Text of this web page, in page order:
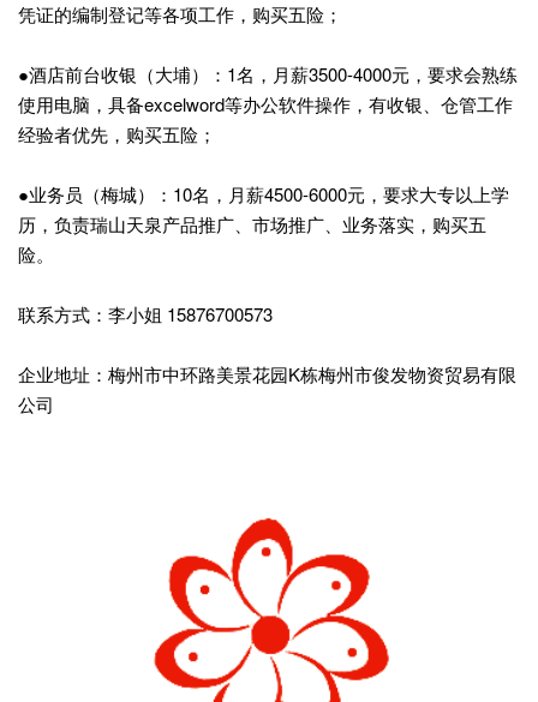
凭证的编制登记等各项工作，购买五险；
●酒店前台收银（大埔）：1名，月薪3500-4000元，要求会熟练
使用电脑，具备excelword等办公软件操作，有收银、仓管工作
经验者优先，购买五险；
●业务员（梅城）：10名，月薪4500-6000元，要求大专以上学
历，负责瑞山天泉产品推广、市场推广、业务落实，购买五
险。
联系方式：李小姐 15876700573
企业地址：梅州市中环路美景花园K栋梅州市俊发物资贸易有限
公司